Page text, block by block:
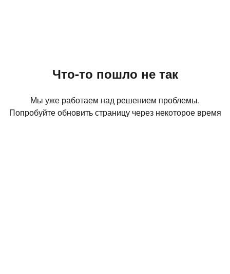
Что-то пошло не так
Мы уже работаем над решением проблемы.
Попробуйте обновить страницу через некоторое время